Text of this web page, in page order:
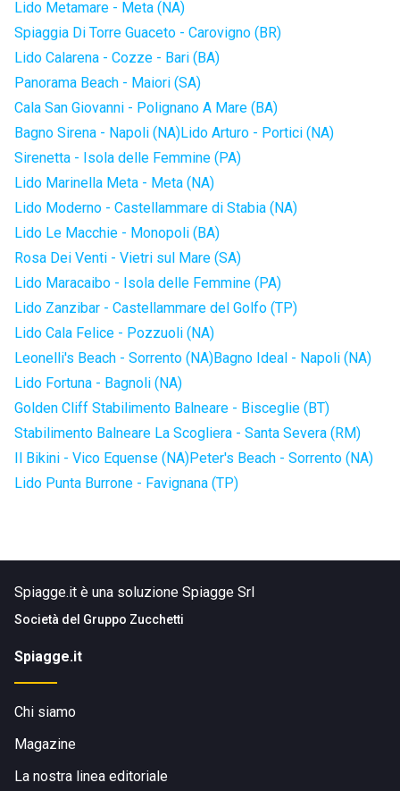
Lido Metamare - Meta (NA)
Spiaggia Di Torre Guaceto - Carovigno (BR)
Lido Calarena - Cozze - Bari (BA)
Panorama Beach - Maiori (SA)
Cala San Giovanni - Polignano A Mare (BA)
Bagno Sirena - Napoli (NA)Lido Arturo - Portici (NA)
Sirenetta - Isola delle Femmine (PA)
Lido Marinella Meta - Meta (NA)
Lido Moderno - Castellammare di Stabia (NA)
Lido Le Macchie - Monopoli (BA)
Rosa Dei Venti - Vietri sul Mare (SA)
Lido Maracaibo - Isola delle Femmine (PA)
Lido Zanzibar - Castellammare del Golfo (TP)
Lido Cala Felice - Pozzuoli (NA)
Leonelli's Beach - Sorrento (NA)Bagno Ideal - Napoli (NA)
Lido Fortuna - Bagnoli (NA)
Golden Cliff Stabilimento Balneare - Bisceglie (BT)
Stabilimento Balneare La Scogliera - Santa Severa (RM)
Il Bikini - Vico Equense (NA)Peter's Beach - Sorrento (NA)
Lido Punta Burrone - Favignana (TP)
Spiagge.it è una soluzione Spiagge Srl
Società del Gruppo Zucchetti
Spiagge.it
Chi siamo
Magazine
La nostra linea editoriale